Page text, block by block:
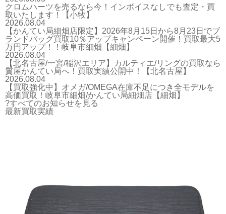
クロムハーツを売るなら今！インボイスなしでも査定・買
取いたします！【小牧】
2026.08.04
【かんてい局細畑店限定】2026年8月15日から8月23日でブ
ランドバッグ買取10％アップキャンペーン開催！買取最大5
万円アップ！！岐阜市細畑【細畑】
2026.08.04
【北名古屋/一宮/稲沢エリア】カルティエ/リングの買取なら
質屋かんてい局へ！買取実績公開中！【北名古屋】
2026.08.04
【買取強化中】オメガ/OMEGA在庫不足につき全モデルを
高価買取！岐阜市細畑/かんてい局細畑店【細畑】
?すべてのお知らせを見る
最新買取実績